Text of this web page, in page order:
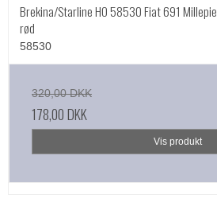
Brekina/Starline HO 58530 Fiat 691
rød
58530
320,00 DKK
178,00 DKK
Vis produkt